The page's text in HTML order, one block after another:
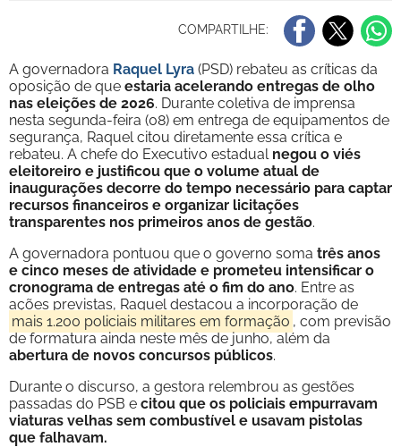
COMPARTILHE:
A governadora Raquel Lyra (PSD) rebateu as críticas da
oposição de que estaria acelerando entregas de olho
nas eleições de 2026. Durante coletiva de imprensa
nesta segunda-feira (08) em entrega de equipamentos de
segurança, Raquel citou diretamente essa crítica e
rebateu. A chefe do Executivo estadual negou o viés
eleitoreiro e justificou que o volume atual de
inaugurações decorre do tempo necessário para captar
recursos financeiros e organizar licitações
transparentes nos primeiros anos de gestão.
A governadora pontuou que o governo soma três anos
e cinco meses de atividade e prometeu intensificar o
cronograma de entregas até o fim do ano. Entre as
ações previstas, Raquel destacou a incorporação de
mais 1.200 policiais militares em formação , com previsão
de formatura ainda neste mês de junho, além da
abertura de novos concursos públicos.
Durante o discurso, a gestora relembrou as gestões
passadas do PSB e citou que os policiais empurravam
viaturas velhas sem combustível e usavam pistolas
que falhavam.